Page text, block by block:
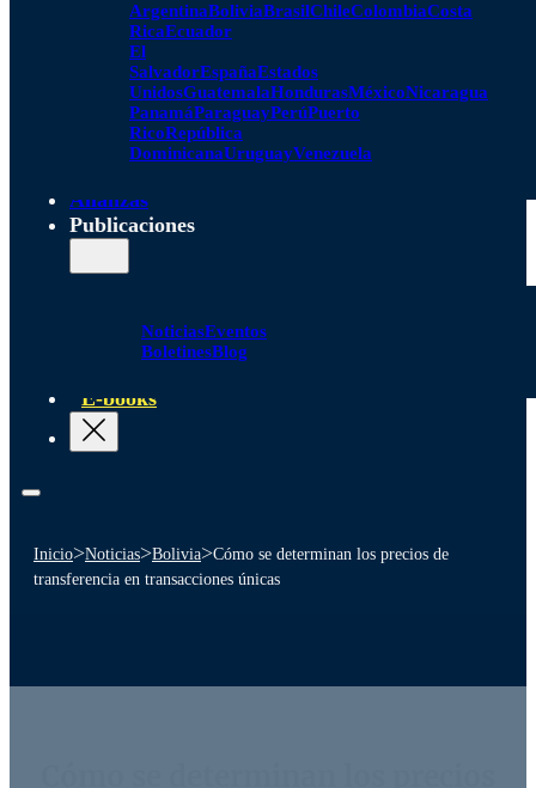
ArgentinaBoliviaBrasilChileColombiaCosta
RicaEcuador
El
SalvadorEspañaEstados
UnidosGuatemalaHondurasMéxicoNicaragua
PanamáParaguayPerúPuerto
RicoRepública
DominicanaUruguayVenezuela
Alianzas
Publicaciones
NoticiasEventos
BoletinesBlog
E-books
Inicio>Noticias>Bolivia>Cómo se determinan los precios de
transferencia en transacciones únicas